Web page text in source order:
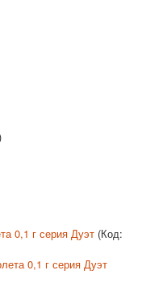
0,1 г серия Дуэт (Код: